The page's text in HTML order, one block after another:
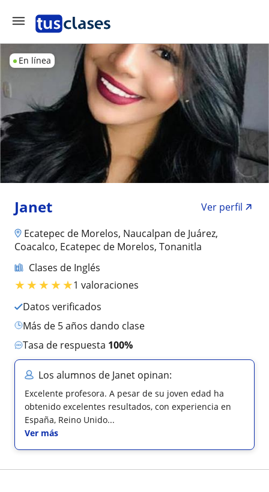
En línea
Janet
Ver perfil
Ecatepec de Morelos, Naucalpan de Juárez,
Coacalco, Ecatepec de Morelos, Tonanitla
Clases de Inglés
★★★★★1 valoraciones
Datos verificados
más de 5 años dando clase
Tasa de respuesta 100%
Los alumnos de Janet opinan:
Excelente profesora. A pesar de su joven edad ha
obtenido excelentes resultados, con experiencia en
España, Reino Unido...
Ver más